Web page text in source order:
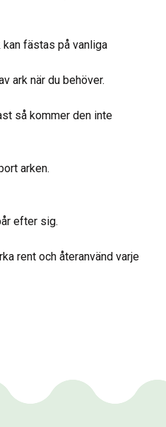
kan fästas på vanliga
ark när du behöver.
så kommer den inte
arken.
efter sig.
rent och återanvänd varje